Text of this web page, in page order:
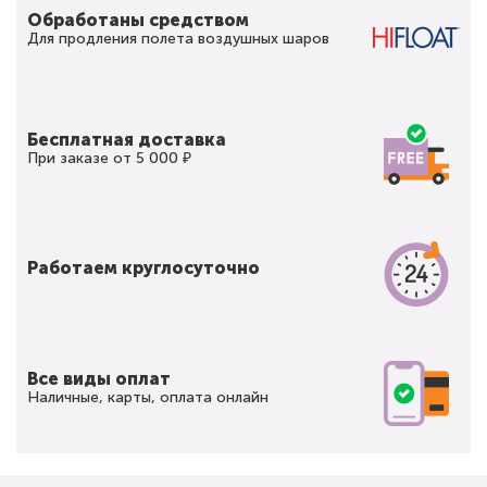
Обработаны средством
Для продления полета воздушных шаров
Бесплатная доставка
При заказе от 5 000 ₽
Работаем круглосуточно
Все виды оплат
Наличные, карты, оплата онлайн